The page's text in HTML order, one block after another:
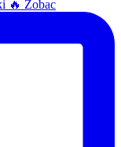
🔥 Zobac